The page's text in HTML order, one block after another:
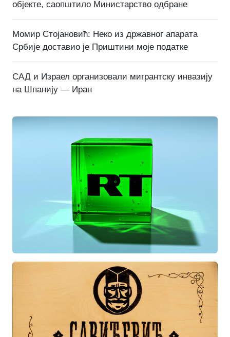
објекте, саопштило Министарство одбране
Момир Стојановић: Неко из државног апарата
Србије доставио је Приштини моје податке
САД и Израел организовали мигрантску инвазију
на Шпанију — Иран